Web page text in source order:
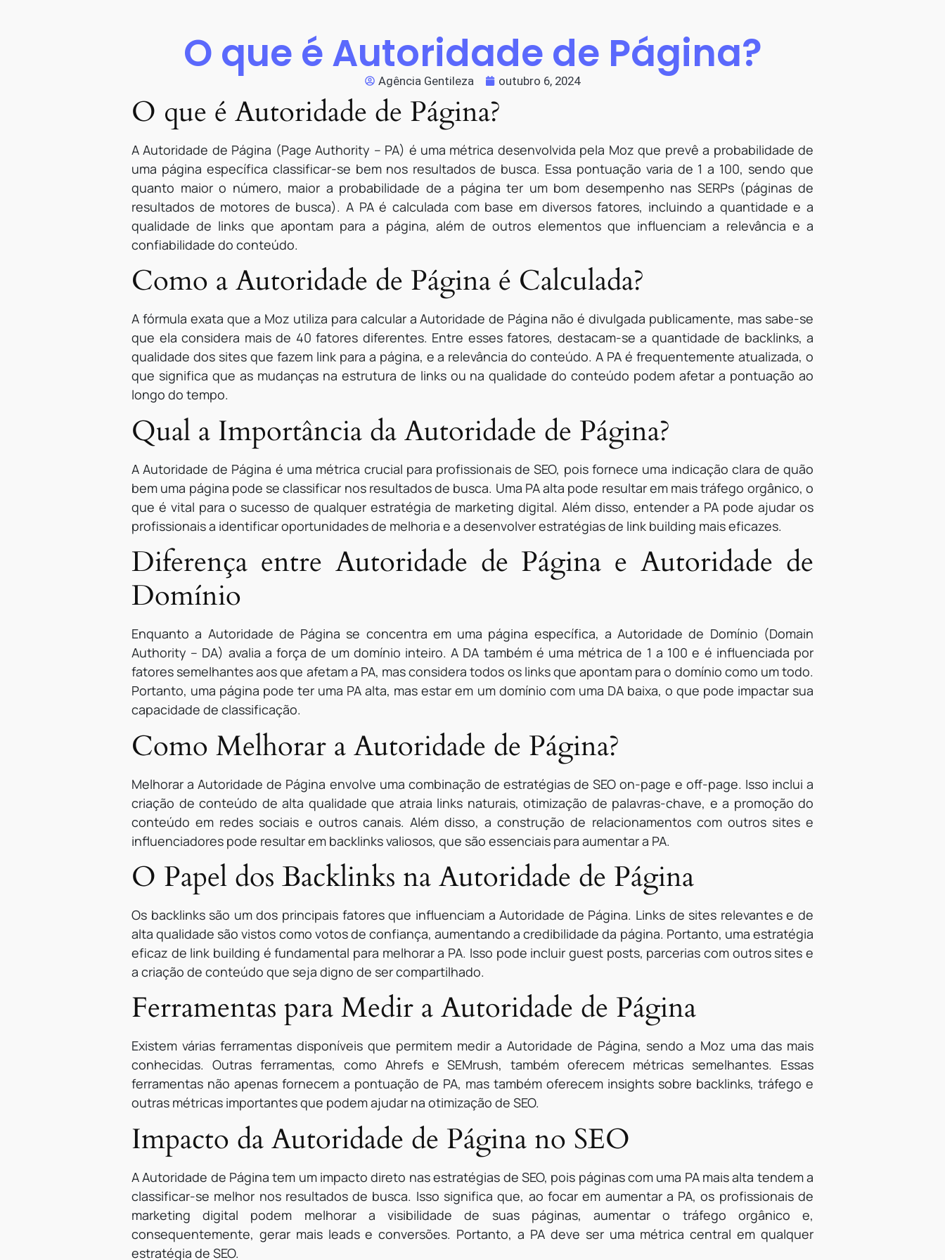
O que é Autoridade de Página?
Agência Gentileza outubro 6, 2024
O que é Autoridade de Página?
A Autoridade de Página (Page Authority – PA) é uma métrica desenvolvida pela Moz que prevê a probabilidade de
uma página específica classificar-se bem nos resultados de busca. Essa pontuação varia de 1 a 100, sendo que
quanto maior o número, maior a probabilidade de a página ter um bom desempenho nas SERPs (páginas de
resultados de motores de busca). A PA é calculada com base em diversos fatores, incluindo a quantidade e a
qualidade de links que apontam para a página, além de outros elementos que influenciam a relevância e a
confiabilidade do conteúdo.
Como a Autoridade de Página é Calculada?
A fórmula exata que a Moz utiliza para calcular a Autoridade de Página não é divulgada publicamente, mas sabe-se
que ela considera mais de 40 fatores diferentes. Entre esses fatores, destacam-se a quantidade de backlinks, a
qualidade dos sites que fazem link para a página, e a relevância do conteúdo. A PA é frequentemente atualizada, o
que significa que as mudanças na estrutura de links ou na qualidade do conteúdo podem afetar a pontuação ao
longo do tempo.
Qual a Importância da Autoridade de Página?
A Autoridade de Página é uma métrica crucial para profissionais de SEO, pois fornece uma indicação clara de quão
bem uma página pode se classificar nos resultados de busca. Uma PA alta pode resultar em mais tráfego orgânico, o
que é vital para o sucesso de qualquer estratégia de marketing digital. Além disso, entender a PA pode ajudar os
profissionais a identificar oportunidades de melhoria e a desenvolver estratégias de link building mais eficazes.
Diferença entre Autoridade de Página e Autoridade de
Domínio
Enquanto a Autoridade de Página se concentra em uma página específica, a Autoridade de Domínio (Domain
Authority – DA) avalia a força de um domínio inteiro. A DA também é uma métrica de 1 a 100 e é influenciada por
fatores semelhantes aos que afetam a PA, mas considera todos os links que apontam para o domínio como um todo.
Portanto, uma página pode ter uma PA alta, mas estar em um domínio com uma DA baixa, o que pode impactar sua
capacidade de classificação.
Como Melhorar a Autoridade de Página?
Melhorar a Autoridade de Página envolve uma combinação de estratégias de SEO on-page e off-page. Isso inclui a
criação de conteúdo de alta qualidade que atraia links naturais, otimização de palavras-chave, e a promoção do
conteúdo em redes sociais e outros canais. Além disso, a construção de relacionamentos com outros sites e
influenciadores pode resultar em backlinks valiosos, que são essenciais para aumentar a PA.
O Papel dos Backlinks na Autoridade de Página
Os backlinks são um dos principais fatores que influenciam a Autoridade de Página. Links de sites relevantes e de
alta qualidade são vistos como votos de confiança, aumentando a credibilidade da página. Portanto, uma estratégia
eficaz de link building é fundamental para melhorar a PA. Isso pode incluir guest posts, parcerias com outros sites e
a criação de conteúdo que seja digno de ser compartilhado.
Ferramentas para Medir a Autoridade de Página
Existem várias ferramentas disponíveis que permitem medir a Autoridade de Página, sendo a Moz uma das mais
conhecidas. Outras ferramentas, como Ahrefs e SEMrush, também oferecem métricas semelhantes. Essas
ferramentas não apenas fornecem a pontuação de PA, mas também oferecem insights sobre backlinks, tráfego e
outras métricas importantes que podem ajudar na otimização de SEO.
Impacto da Autoridade de Página no SEO
A Autoridade de Página tem um impacto direto nas estratégias de SEO, pois páginas com uma PA mais alta tendem a
classificar-se melhor nos resultados de busca. Isso significa que, ao focar em aumentar a PA, os profissionais de
marketing digital podem melhorar a visibilidade de suas páginas, aumentar o tráfego orgânico e,
consequentemente, gerar mais leads e conversões. Portanto, a PA deve ser uma métrica central em qualquer
estratégia de SEO.